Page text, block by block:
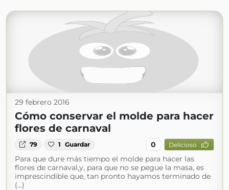
29 febrero 2016
Cómo conservar el molde para hacer
flores de carnaval
79 1 Guardar 0 Delicioso
Para que dure más tiempo el molde para hacer las
flores de carnaval,y, para que no se pegue la masa, es
imprescindible que, tan pronto hayamos terminado de
(...)